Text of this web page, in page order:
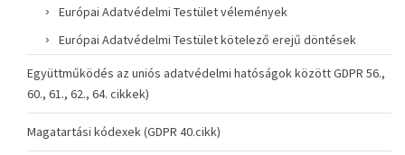
Európai Adatvédelmi Testület vélemények
Európai Adatvédelmi Testület kötelező erejű döntések
Együttműködés az uniós adatvédelmi hatóságok között GDPR 56.,
60., 61., 62., 64. cikkek)
Magatartási kódexek (GDPR 40.cikk)